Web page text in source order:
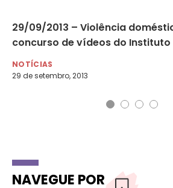
29/09/2013 – Violência
concurso de vídeos do Instituto
NOTÍCIAS
29 de setembro, 2013
NAVEGUE POR